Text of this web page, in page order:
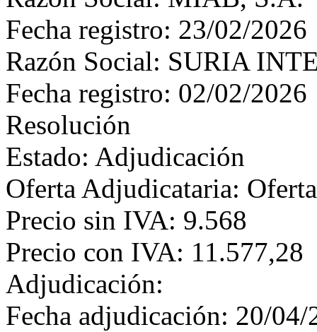
Fecha registro: 23/02/2026
Razón Social: SURIA
Fecha registro: 02/02/2026
Resolución
Estado: Adjudicación
Oferta Adjudicataria:
Precio sin IVA: 9.568
Precio con IVA: 11.577,28
Adjudicación:
Fecha adjudicación: 20/04/